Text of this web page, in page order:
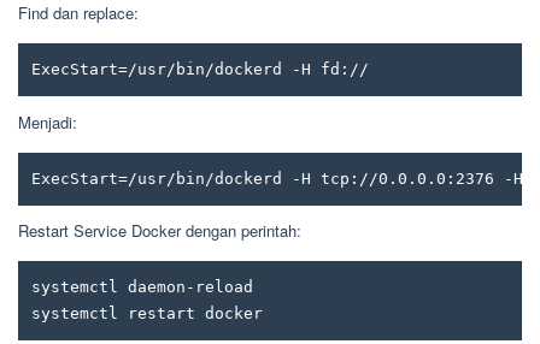
Find dan replace:
ExecStart=/usr/bin/dockerd -H fd://
Menjadi:
ExecStart=/usr/bin/dockerd -H tcp://0.0.0.0:2376 -
Restart Service Docker dengan perintah:
systemctl daemon-reload
systemctl restart docker